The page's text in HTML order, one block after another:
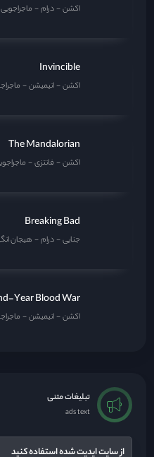
اکشن درام ماجراجویی
Invincible
اکشن انیمیشن
The Mandalorian
اکشن فانتزی
Breaking Bad
جنایی درام هیجان
Year Blood War
اکشن انیمیشن
تبلیغات متنی
ads text
از سایت اپدیت شده استفاده کنید